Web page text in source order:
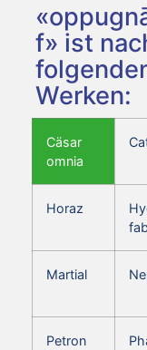
f» ist
Werken:
Cäsar
omnia
Horaz
Martial
Petron